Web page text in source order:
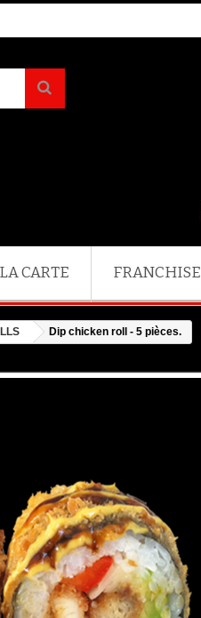
LA CARTE FRANCHISE
Dip chicken roll - 5 pièces.